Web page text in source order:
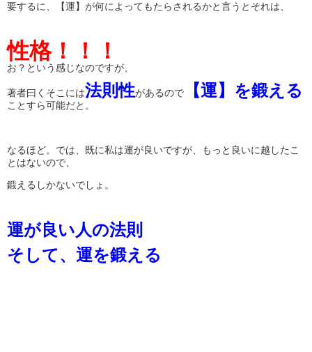
要するに、【運】が何によってもたらされるかと言うとそれは、
性格！！！
お？という感じなのですが、
著者曰くそこには法則性があるので 【運】を鍛える
ことすら可能だと。
なるほど。では、既に私は運が良いですが、もっと良いに越したこ
とはないので、
鍛えるしかないでしょ。
運が良い人の法則
そして、運を鍛える